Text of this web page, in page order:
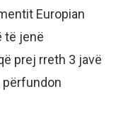
Europian
të jenë
prej rreth 3 javë
përfundon